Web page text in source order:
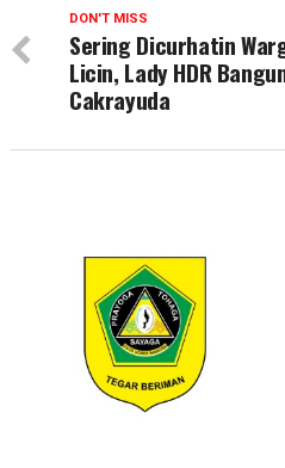
DON'T MISS
Sering Dicurhatin
Licin, Lady HDR
Cakrayuda